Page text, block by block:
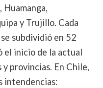
Huamanga,
y Trujillo. Cada
subdividió en 52
el inicio de la actual
provincias. En Chile,
intendencias: